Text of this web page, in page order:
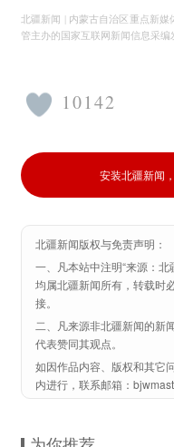
北疆新闻 | 内蒙古自治区重点新媒
管主办的国家互联网新闻信息采编
10142
安装北疆新闻
北疆新闻版权与免责声明：
一、凡本站中注明“来源：
均属北疆新闻所有，转载时
接。
二、凡来源非北疆新闻的新
代表赞同其观点。
如因作品内容、版权和其它
内进行，联系邮箱：